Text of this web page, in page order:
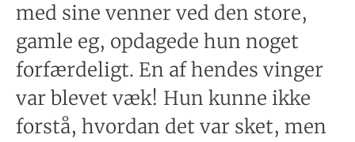
med sine venner ved den store,
gamle eg, opdagede hun noget
forfærdeligt. En af hendes vinger
var blevet væk! Hun kunne ikke
forstå, hvordan det var sket, men